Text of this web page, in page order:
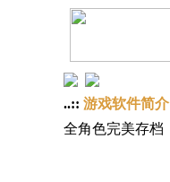
..:: 游戏软件简介
全角色完美存档